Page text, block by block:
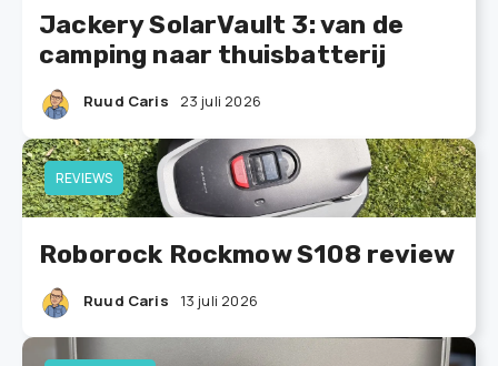
Jackery SolarVault 3: van de
camping naar thuisbatterij
Ruud Caris 23 juli 2026
REVIEWS
Roborock Rockmow S108 review
Ruud Caris 13 juli 2026